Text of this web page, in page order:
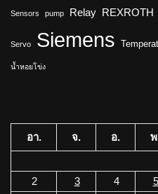
Sensors pump Relay REXROTH
Servo Siemens
น้ำหอยโข่ง
อา. จ. อ.
2
3 4 5